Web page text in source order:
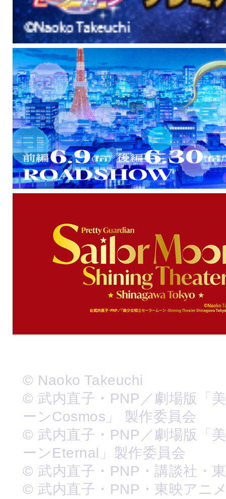
© Naoko Takeuchi
© 武内直子・PNP／劇場版「
ーンCosmos」 製作委員会
© 武内直子・PNP／劇場版「
ーンEternal」製作委員会
© 武内直子・PNP・講談社・
© 武内直子・PNP・東映アニ